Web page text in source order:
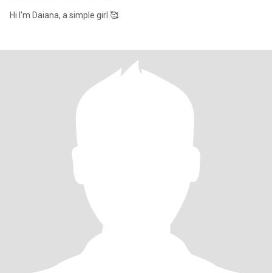
Hi I'm Daiana, a simple girl 🥰